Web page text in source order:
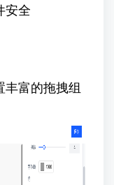
安全
丰富的拖拽组